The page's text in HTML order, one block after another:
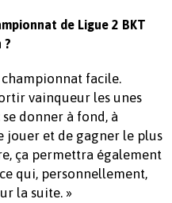
de Ligue 2 BKT
?
championnat facile.
vainqueur les unes
donner à fond, à
jouer et de gagner le plus
ça permettra également
qui, personnellement,
la suite. »